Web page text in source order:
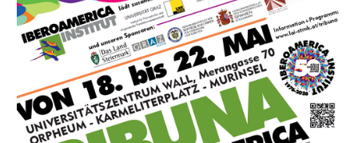
Sie diesen
Link.
Inhalt
(Zugriffstaste
1)